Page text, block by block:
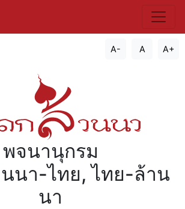
A- A A+
พจนานุกรม
นา-ไทย, ไทย-ล้าน
นา